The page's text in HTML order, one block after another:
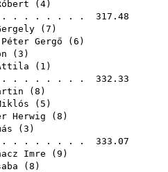
( 4)
. . . . . . . 317.48
( 7 )
Gergő ( 6 )
( 3 )
( 1 )
. . . . . . . 332.33
( 8 )
( 5 )
Herwig ( 8 )
( 3 )
. . . . . . . 333.07
Imre ( 9 )
( 8 )